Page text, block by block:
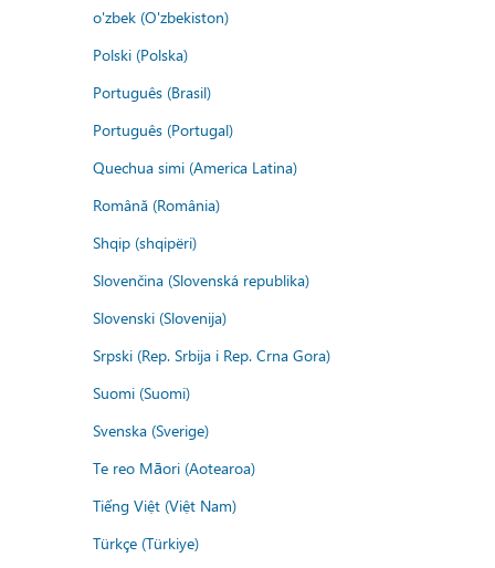
o'zbek (O'zbekiston)
Polski (Polska)
Português (Brasil)
Português (Portugal)
Quechua simi (America Latina)
Română (România)
Shqip (shqipëri)
Slovenčina (Slovenská republika)
Slovenski (Slovenija)
Srpski (Rep. Srbija i Rep. Crna Gora)
Suomi (Suomi)
Svenska (Sverige)
Te reo Māori (Aotearoa)
Tiếng Việt (Việt Nam)
Türkçe (Türkiye)